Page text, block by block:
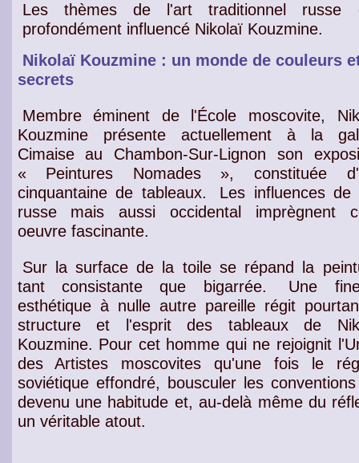
Les thèmes de l'art traditionnel russe
profondément influencé Nikolaï Kouzmine.
Nikolaï Kouzmine : un monde de couleurs
secrets
Membre éminent de l'École moscovite,
Kouzmine présente actuellement à la
Cimaise au Chambon-Sur-Lignon son
« Peintures Nomades », constituée
cinquantaine de tableaux.
Les influences de
russemais aussi occidental imprègnent
oeuvre fascinante.
Sur la surface de la toile se répand la
tant consistante que bigarrée.
Une
esthétiqueà nulle autre pareille régit
structure et l'esprit des tableauxde
Kouzmine. Pour cet homme qui ne rejoignit l'
des Artistes moscovites qu'une fois le
soviétique effondré,
bousculer les conventions
devenu une habitude et, au-delà même du
un véritable atout.